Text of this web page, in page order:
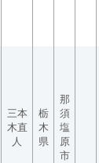
三本
木直
人
栃
木
県
那
須
塩
原
市